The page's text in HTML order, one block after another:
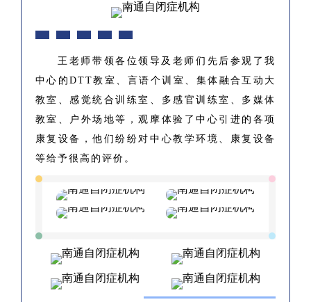
王老师带领各位领导及老师们先后参观了我
中心的DTT教室、言语个训室、集体融合互动大
教室、感觉统合训练室、多感官训练室、多媒体
教室、户外场地等，观摩体验了中心引进的各项
康复设备，他们纷纷对中心教学环境、康复设备
等给予很高的评价。